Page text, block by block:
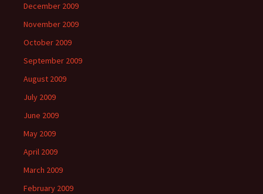
December 2009
November 2009
October 2009
September 2009
August 2009
July 2009
June 2009
May 2009
April 2009
March 2009
February 2009